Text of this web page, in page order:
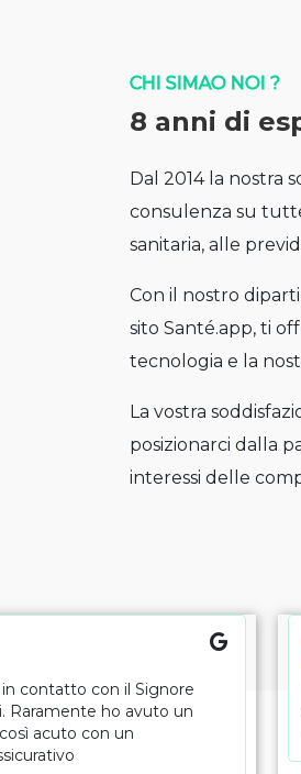
CHI SIMAO NOI ?
8 anni di
Dal 2014 la nostra
consulenza su
sanitaria, alle
Con il nostro
sito Santé.app, ti
tecnologia e la
La vostra
posizionarci dalla
interessi delle
contatto con il Signore
Raramente ho avuto un
acuto con un